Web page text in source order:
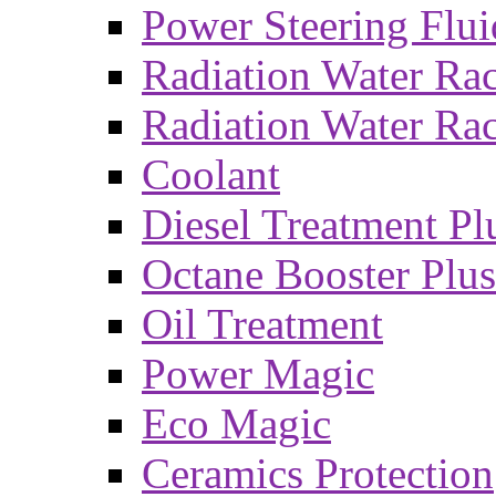
Power Steering
Radiation Water
Radiation Water
Coolant
Diesel Treatment
Octane Booster Plus
Oil Treatment
Power Magic
Eco Magic
Ceramics Protection